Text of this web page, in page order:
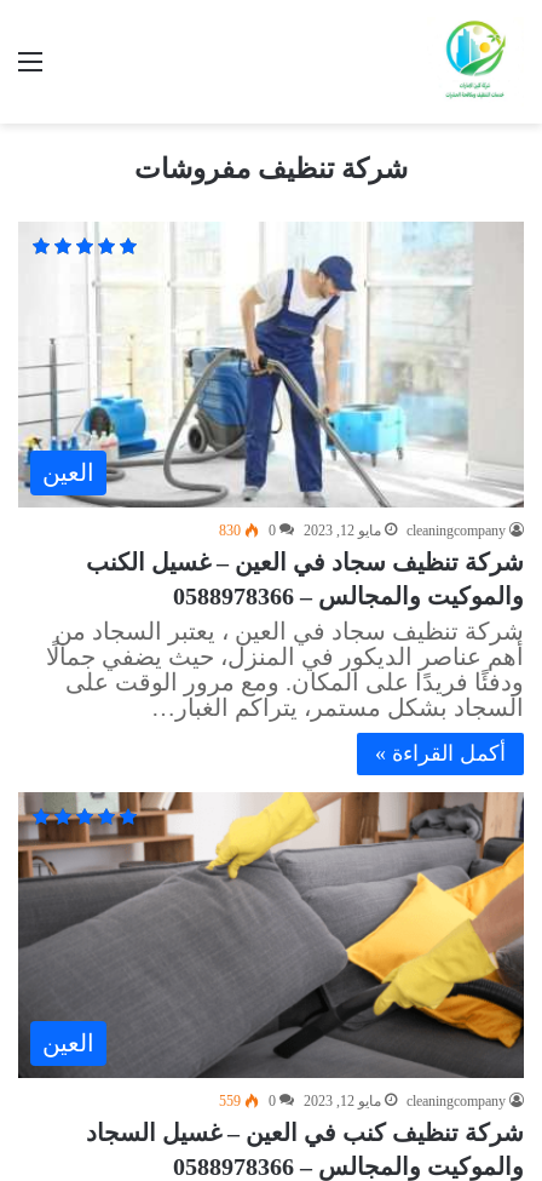
شركة تنظيف مفروشات
العين
cleaningcompany مايو 12, 2023 0
830
شركة تنظيف سجاد في العين – غسيل الكنب
والموكيت والمجالس – 0588978366
شركة تنظيف سجاد في العين ، يعتبر السجاد من
أهم عناصر الديكور في المنزل، حيث يضفي جمالًا
ودفئًا فريدًا على المكان. ومع مرور الوقت على
السجاد بشكل مستمر، يتراكم الغبار…
أكمل القراءة »
العين
cleaningcompany مايو 12, 2023 0
559
شركة تنظيف كنب في العين – غسيل السجاد
والموكيت والمجالس – 0588978366